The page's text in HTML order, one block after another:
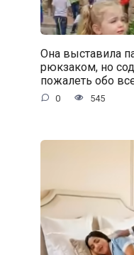
Она выставила
рюкзаком, но
пожалеть обо
0 545